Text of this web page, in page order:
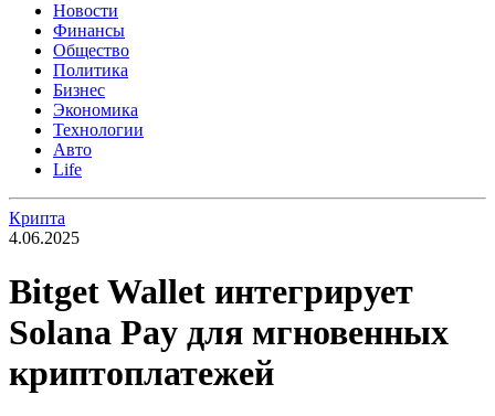
Новости
Финансы
Общество
Политика
Бизнес
Экономика
Технологии
Авто
Life
Крипта
4.06.2025
Bitget Wallet интегрирует
Solana Pay для мгновенных
криптоплатежей